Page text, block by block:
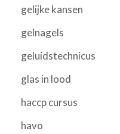
gelijke kansen
gelnagels
geluidstechnicus
glas in lood
haccp cursus
havo